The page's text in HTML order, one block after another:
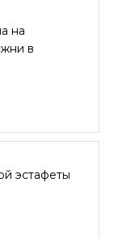
на
в
эстафеты